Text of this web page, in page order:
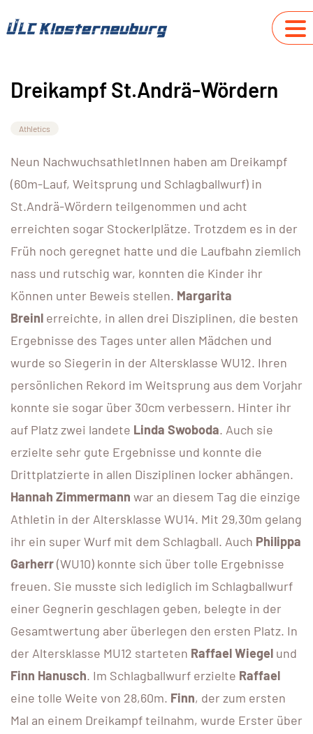
Dreikampf St.Andrä-Wördern
Athletics
Neun NachwuchsathletInnen haben am Dreikampf
(60m-Lauf, Weitsprung und Schlagballwurf) in
St.Andrä-Wördern teilgenommen und acht
erreichten sogar Stockerlplätze. Trotzdem es in der
Früh noch geregnet hatte und die Laufbahn ziemlich
nass und rutschig war, konnten die Kinder ihr
Können unter Beweis stellen. Margarita
Breinl erreichte, in allen drei Disziplinen, die besten
Ergebnisse des Tages unter allen Mädchen und
wurde so Siegerin in der Altersklasse WU12. Ihren
persönlichen Rekord im Weitsprung aus dem Vorjahr
konnte sie sogar über 30cm verbessern. Hinter ihr
auf Platz zwei landete Linda Swoboda. Auch sie
erzielte sehr gute Ergebnisse und konnte die
Drittplatzierte in allen Disziplinen locker abhängen.
Hannah Zimmermann war an diesem Tag die einzige
Athletin in der Altersklasse WU14. Mit 29,30m gelang
ihr ein super Wurf mit dem Schlagball. Auch Philippa
Garherr(WU10) konnte sich über tolle Ergebnisse
freuen. Sie musste sich lediglich im Schlagballwurf
einer Gegnerin geschlagen geben, belegte in der
Gesamtwertung aber überlegen den ersten Platz. In
der Altersklasse MU12 starteten Raffael Wiegel und
Finn Hanusch. Im Schlagballwurf erzielte Raffael
eine tolle Weite von 28,60m. Finn, der zum ersten
Mal an einem Dreikampf teilnahm, wurde Erster über